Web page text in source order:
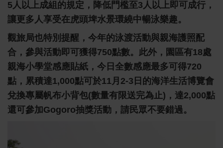
5人以上成組的規定，降低門檻至3人以上即可成行，
讓更多人享受在虎頭埤水景環繞中暢泳樂趣。
觀旅局也特別提醒，今年的泳渡活動與親海護照配
合，參與活動即可獲得750點數。此外，園區有18處
親海小學堂感應貼紙，今日全數感應最多可得720
點，累積達1,000點可於11月2-3日的海洋生活博覽會
兌換專屬帆布小背包(數量有限送完為止)，達2,000點
還可參加Gogoro抽獎活動，請民眾不要錯過。